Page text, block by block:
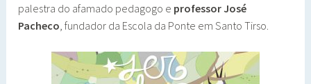
palestra do afamado pedagogo e professor José
Pacheco , fundador da Escola da Ponte em Santo Tirso.